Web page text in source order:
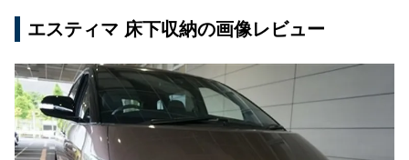
エスティマ 床下収納の画像レビュー